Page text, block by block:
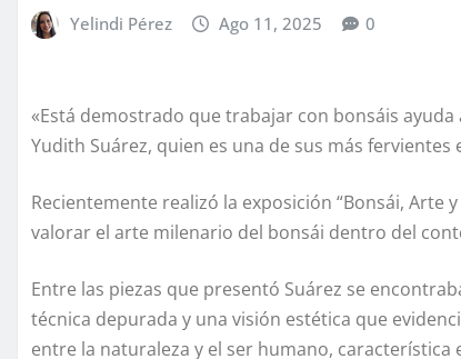
Yelindi Pérez Ago 11, 2025 0
«Está demostrado que trabajar con bonsáis
Yudith Suárez, quien es una de sus más
Recientemente realizó la exposición “Bonsái,
valorar el arte milenario del bonsái dentro del
Entre las piezas que presentó Suárez se
técnica depurada y una visión estética que
entre la naturaleza y el ser humano, característica